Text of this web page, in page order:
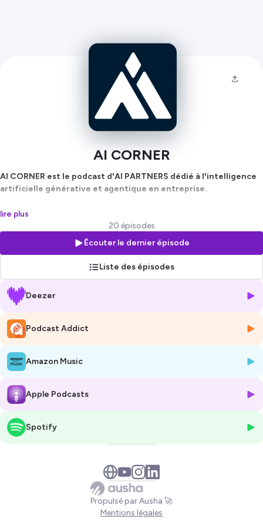
AI CORNER
AI CORNER est le podcast d'AI PARTNERS dédié à l'intelligence
artificielle générative et agentique en entreprise.
Chaque épisode donne la parole à des dirigeants, experts et praticiens
qui partagent leurs retours d'expérience sur l'adoption de l'IA, les
agents IA, la transformation des organisations, la gouvernance,
l'automatisation et les nouveaux usages de l'intelligence artificielle.
découvrez comment les entreprises créent de la valeur avec l'IA et
passent de l'expérimentation au déploiement à grande échelle.
Hébergé par Ausha. Visitez
pour plus d'informations.
lire plus
20 épisodes
Écouter le dernier épisode
Liste des épisodes
Deezer
Podcast Addict
Amazon Music
Apple Podcasts
Spotify
Propulsé par Ausha 🚀
Mentions légales